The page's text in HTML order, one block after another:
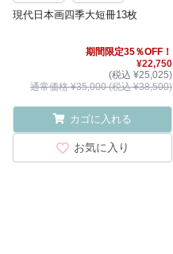
現代日本画四季大短冊13枚
期間限定35％OFF！
¥22,750
(税込 ¥25,025)
通常価格 ¥35,000 (税込 ¥38,500)
カゴに入れる
お気に入り